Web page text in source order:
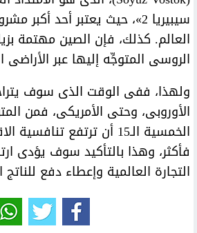
سيبيريا 2»، حيث يعتبر أحد
العالم. كذلك، فإن الصين مهتمة
الروسى المتوجِّه إليها عبر الأراضى
ولهذا، ففى الوقت الذى سوف
الأوروبى، وحتى الأمريكى، فمن
الخمسية الـ15 أن ترتفع
فأكثر، وهذا بالتأكيد سوف يؤدى
التجارة العالمية وإعطاء دفع